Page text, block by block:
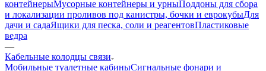
контейнерыМусорные контейнеры и урныПоддоны для сбора
и локализации проливов под канистры, бочки и еврокубыДля
дачи и садаЯщики для песка, соли и реагентовПластиковые
ведра
—
Кабельные колодцы связи
Мобильные туалетные кабиныСигнальные фонари и